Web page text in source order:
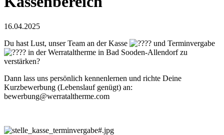
16.04.2025
Du hast Lust, unser Team an der Kasse
und Terminvergabe
in der Werrataltherme in Bad Sooden-Allendorf zu
verstärken?
Dann lass uns persönlich kennenlernen und richte Deine
Kurzbewerbung (Lebenslauf genügt) an:
bewerbung@werrataltherme.com